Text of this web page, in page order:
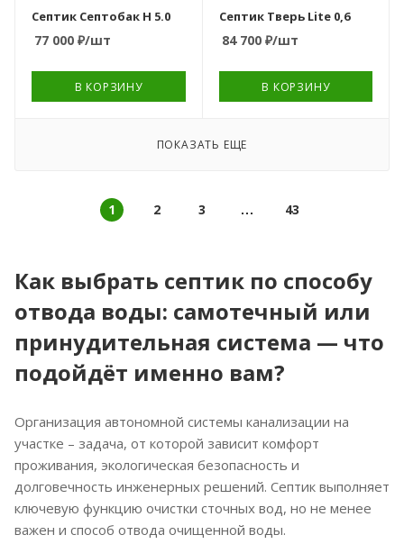
Глубина отводящей
805
Количество камер
940
4
Вес, кг
подземная
накопительная
Количество камер
1
Септик Септобак Н 5.0
77 000 ₽/шт
В КОРЗИНУ
Способ отвода
очищенной воды
принудительный
горизонтальный
анаэробный септик
Количество камер
3
Гарантия
Септик Тверь Lite 0,6
84 700₽/шт
В КОРЗИНУ
ПОКАЗАТЬ ЕЩЕ
1 2 3 43
Как выбрать септик по способу
отвода воды: самотечный или
принудительная система — что
подойдёт именно вам?
Организация автономной системы канализации на
участке – задача, от которой зависит комфорт
проживания, экологическая безопасность и
долговечность инженерных решений. Септик выполняет
ключевую функцию очистки сточных вод, но не менее
важен и способ отвода очищенной воды.